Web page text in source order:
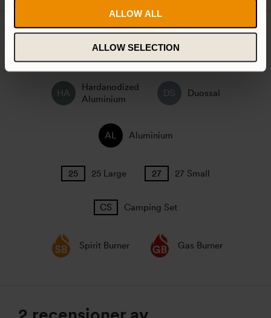
ALLOW ALL
ALLOW SELECTION
Ultralight
Non-Stick
Hardanodized
Aluminium
Duossal
Aluminium
25 Large 27 Small
Camping Set
Spirit Burner Gas Burner